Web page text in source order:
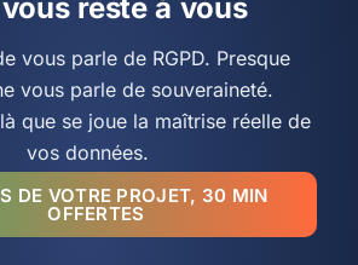
reste à vous
vous parle de RGPD. Presque
vous parle de souveraineté.
que se joue la maîtrise réelle de
vos données.
DE VOTRE PROJET, 30 MIN
OFFERTES